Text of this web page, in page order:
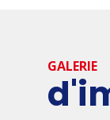
GALERIE